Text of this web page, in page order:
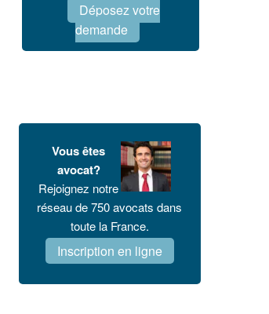
Déposez votre
demande
Vous êtes
avocat?
Rejoignez notre
réseau de 750 avocats dans
toute la France.
Inscription en ligne